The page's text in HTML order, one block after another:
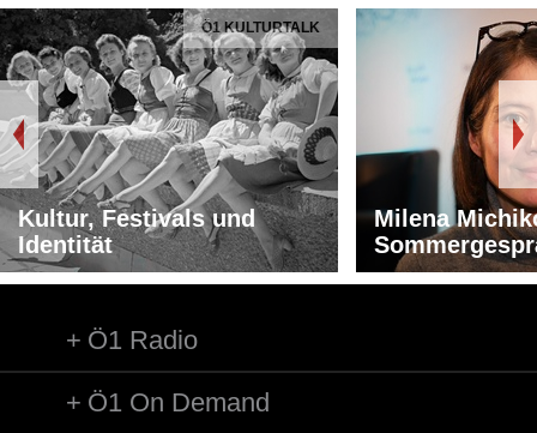
Ö1 KULTURTALK
Kultur, Festivals und
Identität
Milena
Ö1 Radio
Ö1 On Demand